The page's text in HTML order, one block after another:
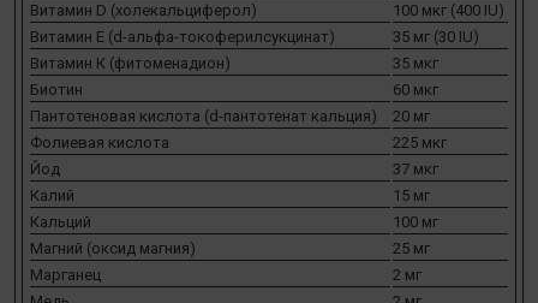
Витамин D (холекальциферол)
100 мкг (400 IU)
Витамин Е (d-альфа-токоферилсукцинат)
35 мг (30 IU)
Витамин К (фитоменадион)
35 мкг
Биотин
60 мкг
Пантотеновая кислота (d-пантотенат кальция)
20 мг
Фолиевая кислота
225 мкг
Йод
37 мкг
Калий
15 мг
Кальций
100 мг
Магний (оксид магния)
25 мг
Марганец
2 мг